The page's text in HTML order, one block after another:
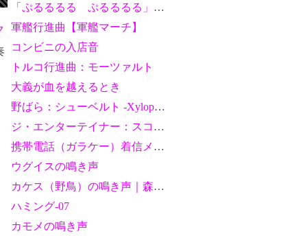
「ぷるるるる ぷるるるる」女性の声
軍艦行進曲【軍艦マーチ】
コンビニの入店音
トルコ行進曲：モーツァルト
大義が血を越えるとき
野ばら：シューベルト -Xylophone
ジ・エンターテイナー：スコット・ジョプリン
携帯電話（ガラケー）着信メロディ
ウグイスの鳴き声
カケス（野鳥）の鳴き声｜森の賑やかな声
ハミング-07
カモメの鳴き声